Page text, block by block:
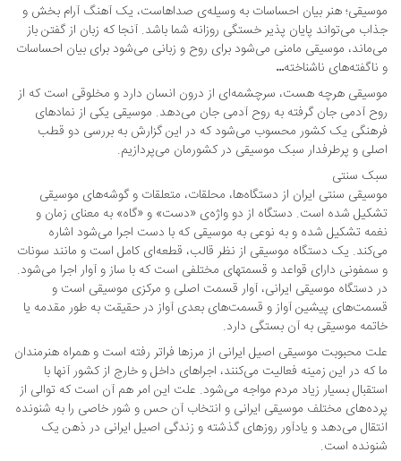
موسیقی؛ هنر بیان احساسات به وسیله‌ی صداهاست، یک آهنگ آرام بخش و
جذاب می‌تواند پایان پذیر خستگی روزانه شما باشد. آنجا که زبان از گفتن باز
می‌ماند، موسیقی مامنی می‌شود برای روح و زبانی می‌شود برای بیان احساسات
و ناگفته‌های ناشناخته…
موسیقی هرچه هست، سرچشمه‌ای از درون انسان دارد و مخلوقی است که از
روح آدمی جان گرفته به روح آدمی جان می‌دهد. موسیقی یکی از نمادهای
فرهنگی یک کشور محسوب می‌شود که در این گزارش به بررسی دو قطب
اصلی و پرطرفدار سبک موسیقی در کشورمان می‌پردازیم.
سبک سنتی
موسیقی سنتی ایران از دستگاه‌ها، محلقات، متعلقات و گوشه‌های موسیقی
تشکیل شده است. دستگاه از دو واژه‌ی «دست» و «گاه» به معنای زمان و
نغمه تشکیل شده و به نوعی به موسیقی که با دست اجرا می‌شود اشاره
می‌کند. یک دستگاه موسیقی از نظر قالب، قطعه‌ای کامل است و مانند سونات
و سمفونی دارای قواعد و قسمتهای مختلفی است که با ساز و آوار اجرا می‌شود.
در دستگاه‌ موسیقی ایرانی، آوار قسمت اصلی و مرکزی موسیقی است و
قسمت‌های پیشین آواز و قسمت‌های بعدی آواز در حقیقت‌ به طور مقدمه یا
خاتمه موسیقی به آن بستگی دارد.
علت محبوبت موسیقی اصیل ایرانی از مرزها فراتر رفته است و همراه هنرمندان
ما که در این زمینه فعالیت می‌کنند، اجراهای داخل و خارج از کشور آنها با
استقبال بسیار زیاد مردم مواجه می‌شود. علت این امر هم آن است که توالی از
پرده‌های مختلف موسیقی ایرانی و انتخاب آن حس و شور خاصی را به شنونده
انتقال می‌دهد و یادآور روزهای گذشته و زندگی اصیل ایرانی در ذهن یک
شنونده است.